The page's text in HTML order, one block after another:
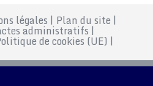
légales | Plan du site |
administratifs |
de cookies (UE) |